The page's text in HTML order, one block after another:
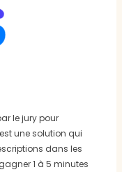
le jury pour
une solution qui
dans les
1 à 5 minutes